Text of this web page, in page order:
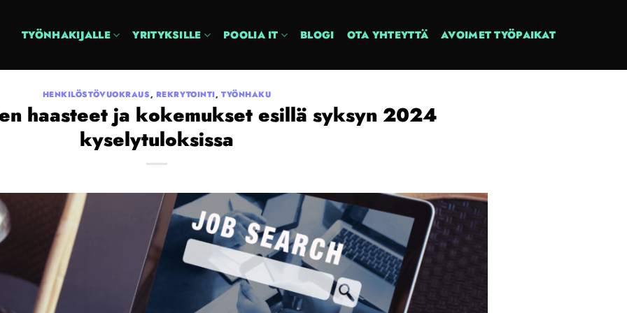
TYÖNHAKIJALLE YRITYKSILLE POOLIA IT BLOGI OTA YHTEYTTÄ AVOIMET TYÖPAIKAT
HENKILÖSTÖVUOKRAUS, REKRYTOINTI,TYÖNHAKU
haasteet ja kokemukset esillä syksyn 2024
kyselytuloksissa